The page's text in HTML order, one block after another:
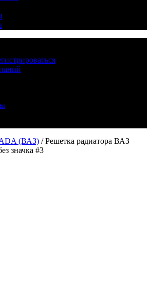
(ВАЗ) / Решетка радиатора ВАЗ
значка #3